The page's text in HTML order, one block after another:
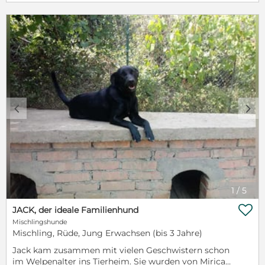
Nando wünschen wir uns eine aktive Familie, die ihm
zeigt was das Leben so zu bieten hat. Möchtest Du
ihm die große, weite Welt zeigen? Nandos
Steckbrief: Alter: ca. 4 ½ Jahre Größe: ca. 44 cm
Kastriert Titer: ja Aufenthaltsort: Tierheim in
Zaclopaca / Serbien Es gibt auch Videos
https://youtu.be/3juDiS-YfgU Besuchen Sie auch
unsere Homepage: www.traurige-hundeseelen.de
Für weitere Infos und Bilder bitte melden. Geben Sie
bitte immer Ihre Emailadresse mit an. Danke Die
Schutzgebührkosten beinhalten Chip, (Kastration),
EU-Pass, Impfungen, Entwurmung, Entflohung und
Transport.
1 / 5
c d
JACK, der ideale Familienhund
Mischlingshunde
Mischling, Rüde, Jung Erwachsen (bis 3 Jahre)
Jack kam zusammen mit vielen Geschwistern schon
im Welpenalter ins Tierheim. Sie wurden von Mirica
